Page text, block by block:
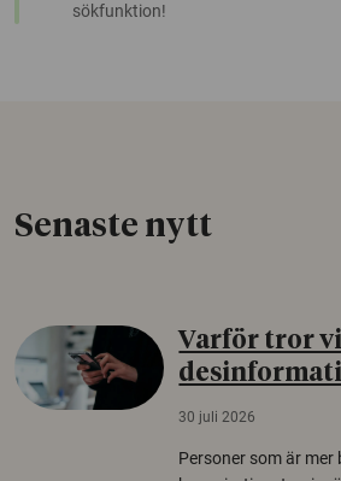
sökfunktion!
Senaste nytt
Varför tror
30 juli 2026
Personer som är